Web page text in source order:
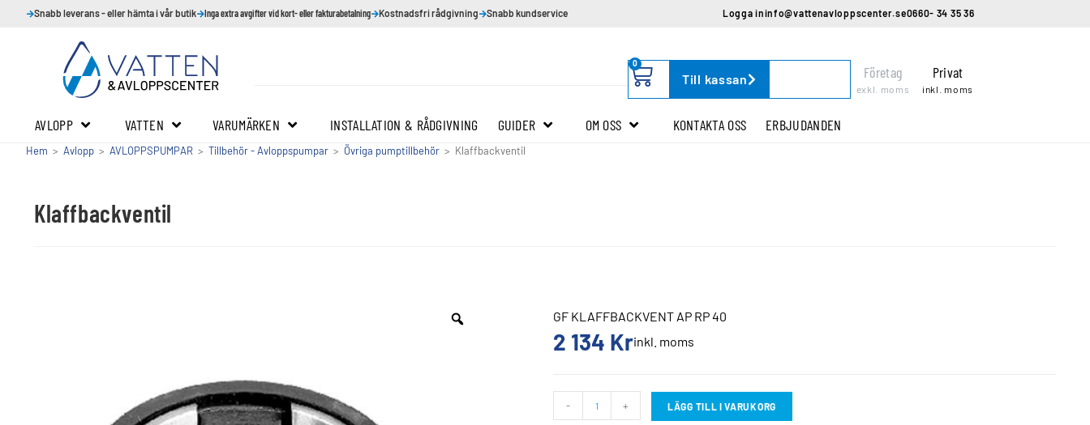
Snabb leverans - eller hämta i vår butik Inga extra avgifter vid kort- eller fakturabetalning Kostnadsfri rådgivning Snabb kundservice Logga ininfo@vattenavloppscenter.se0660- 34 35 36
0
Till kassan Företag
exkl. moms
Privat
inkl. moms
AVLOPP VATTEN VARUMÄRKEN INSTALLATION & RÅDGIVNING GUIDER OM OSS KONTAKTA OSS ERBJUDANDEN
Hem > Avlopp > AVLOPPSPUMPAR > Tillbehör - Avloppspumpar > Övriga pumptillbehör > Klaffbackventil
Klaffbackventil
GF KLAFFBACKVENT AP RP 40
2 134 Krinkl. moms
- + LÄGG TILL I VARUKORG